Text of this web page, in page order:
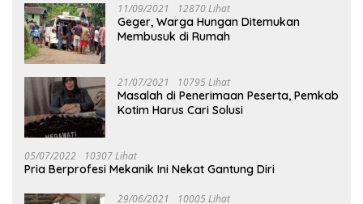
11/09/2021 12870 Lihat
Geger, Warga Hungan Ditemukan
Membusuk di Rumah
21/07/2021 10795 Lihat
Masalah di Penerimaan Peserta, Pemkab
Kotim Harus Cari Solusi
05/07/2022 10307 Lihat
Pria Berprofesi Mekanik Ini Nekat Gantung Diri
29/06/2021 10005 Lihat